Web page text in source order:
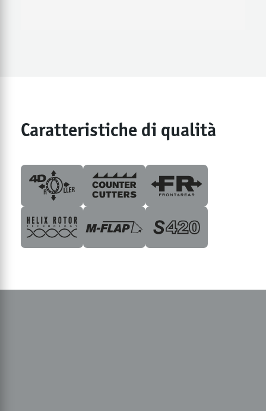
Caratteristiche di qualità